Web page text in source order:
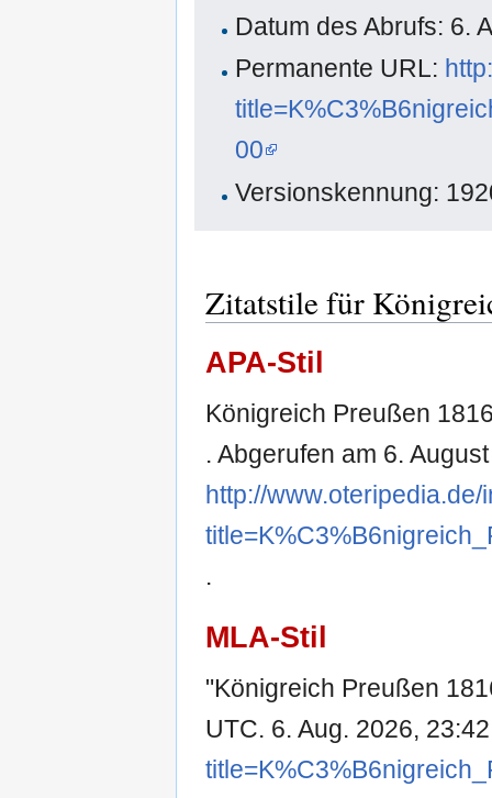
Datum des Abrufs: 6.
Permanente URL:
00
Versionskennung:
Zitatstile für
APA-Stil
Königreich Preußen
. Abgerufen am 6.
http://www.oteripedia.de/
.
MLA-Stil
"Königreich Preußen
UTC. 6. Aug. 2026,